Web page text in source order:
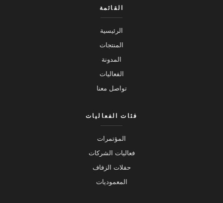
القائمة
الرئيسية
المنتجات
المدونة
الفعاليات
تواصل معنا
فئات الفعاليات
المؤتمرات
فعاليات الشركات
حفلات الزفاف
المعموديات